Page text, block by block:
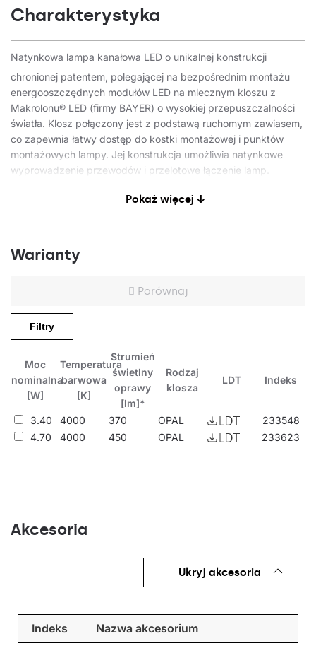
Charakterystyka
Natynkowa lampa kanałowa LED o unikalnej konstrukcji
chronionej patentem, polegającej na bezpośrednim montażu
energooszczędnych modułów LED na mlecznym kloszu z
Makrolonu® LED (firmy BAYER) o wysokiej przepuszczalności
światła. Klosz połączony jest z podstawą ruchomym zawiasem,
co zapewnia łatwy dostęp do kostki montażowej i punktów
montażowych lampy. Jej konstrukcja umożliwia natynkowe
wyprowadzenie przewodów i przelotowe łączenie lamp.
wysoki stopień odporności na uderzenia IK10 i szczelności
zastosowanie znajdzie szczególnie w pomieszczeniach o
podwyższonej wilgotności (piwnicach, ciągach
komunikacyjnych, kanałach, parkingach podziemnych), jako
Pozostałe produkty z rodziny Oval LED
Pokaż więcej ↓
Warianty
Porównaj
Filtry
Moc
nominalna
[W]
Temperatura
barwowa
[K]
Strumień
świetlny
oprawy
[lm]*
Rodzaj
klosza
LDT Indeks
3.40 4000 370 OPAL
233548
4.70
4000 450 OPAL 233623
Akcesoria
Ukryj akcesoria
Indeks Nazwa akcesorium